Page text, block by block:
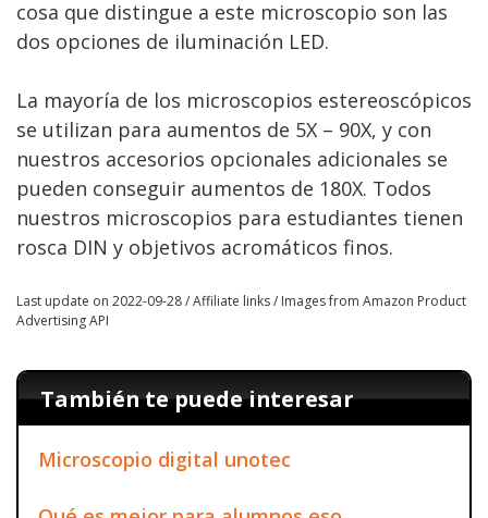
cosa que distingue a este microscopio son las
dos opciones de iluminación LED.
La mayoría de los microscopios estereoscópicos
se utilizan para aumentos de 5X – 90X, y con
nuestros accesorios opcionales adicionales se
pueden conseguir aumentos de 180X. Todos
nuestros microscopios para estudiantes tienen
rosca DIN y objetivos acromáticos finos.
Last update on 2022-09-28 / Affiliate links / Images from Amazon Product
Advertising API
También te puede interesar
Microscopio digital unotec